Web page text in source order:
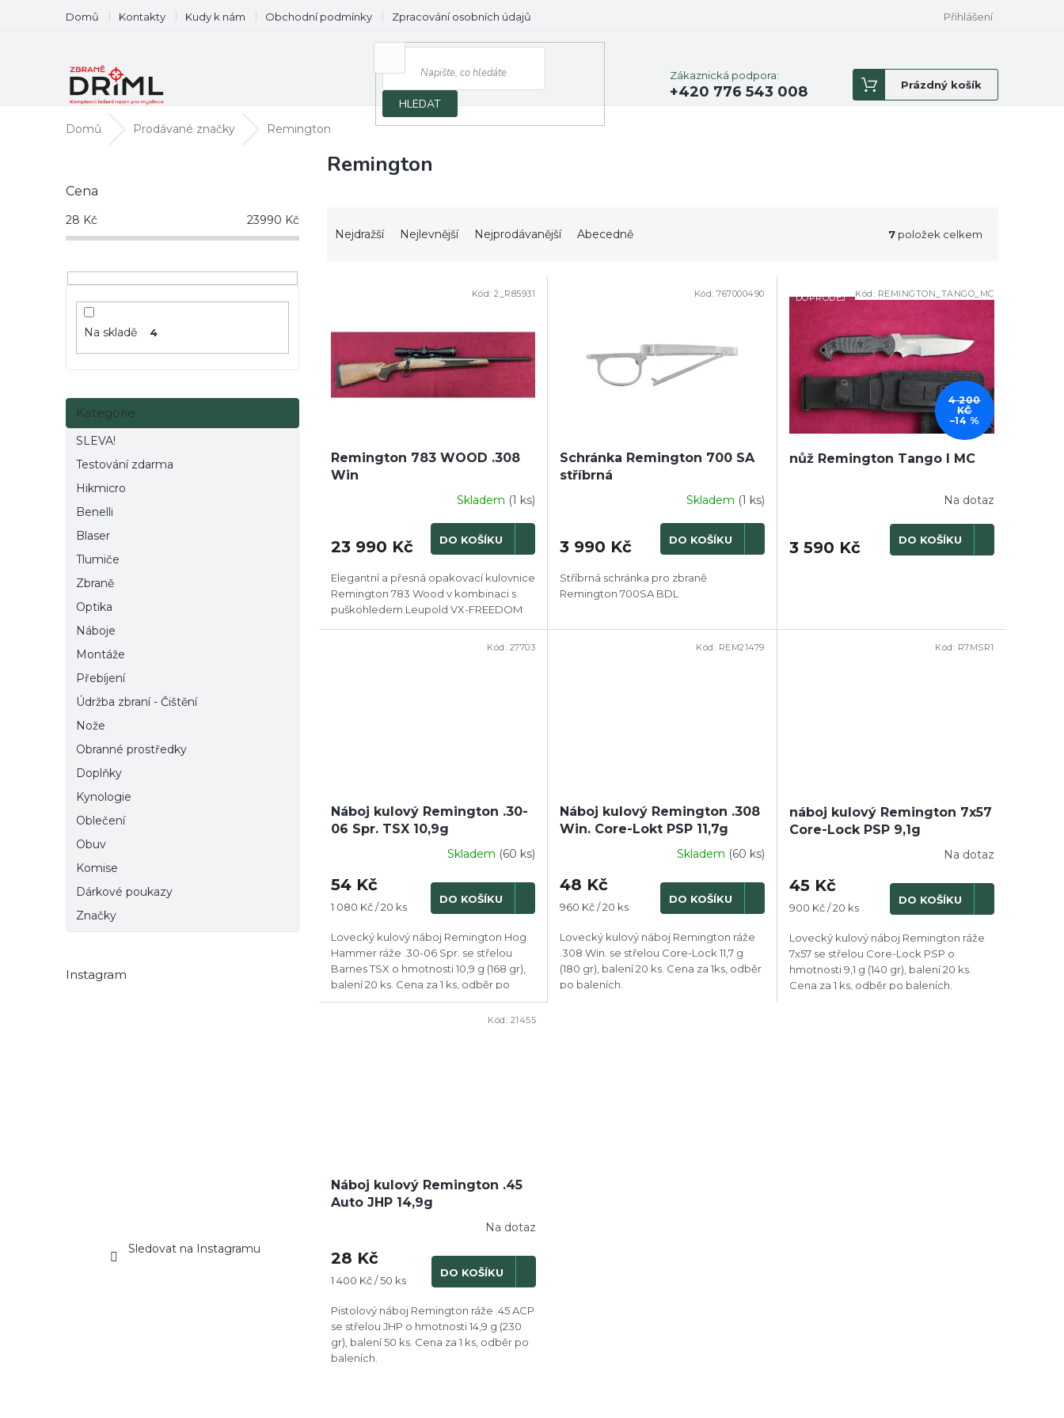
obsah
Domů Kontakty Kudy k nám Obchodní podmínky Zpracování osobních údajů Přihlášení
HLEDAT
Zákaznická podpora:
+420 776 543 008
Nákupní
košík
Prázdný košík
Domů Prodávané značky Remington
s
t
r
n
e
Cena
28 Kč 23990 Kč
Na skladě 4
Přeskočit
kategorie
Kategorie
SLEVA!
Testování zdarma
Hikmicro
Benelli
Blaser
Tlumiče
Zbraně
Optika
Náboje
Montáže
Přebíjení
Údržba zbraní - Čištění
Nože
Obranné prostředky
Doplňky
Kynologie
Oblečení
Obuv
Komise
Dárkové poukazy
Značky
Instagram
Sledovat na Instagramu
Remington
r
d
Nejdražší Nejlevnější Nejprodávanější Abecedně 7 položek celkem
p
k
t
Remington 783 WOOD .308
Win
Skladem (1 ks)
23 990 Kč DO KOŠÍKU
Elegantní a přesná opakovací kulovnice
Remington 783 Wood v kombinaci s
puškohledem Leupold VX-FREEDOM
Kód:2_R85931
Schránka Remington 700 SA
stříbrná
Skladem (1 ks)
3 990 Kč DO KOŠÍKU
Stříbrná schránka pro zbraně
Remington 700SA BDL
Kód:767000490 DOPRODEJ
4 200
KČ
–14 %
nůž Remington Tango I MC
Na dotaz
3 590 Kč DO KOŠÍKU
Kód: REMINGTON_TANGO_MC
Náboj kulový Remington .30-
06 Spr. TSX 10,9g
Skladem (60 ks)
54 Kč
Měrná
1 080 Kč / 20 ks
DO KOŠÍKU
Lovecký kulový náboj Remington Hog
Hammer ráže .30-06 Spr. se střelou
Barnes TSX o hmotnosti 10,9 g (168 gr),
balení 20 ks. Cena za 1 ks, odběr po
baleních.
Kód: 27703
Náboj kulový Remington .308
Win. Core-Lokt PSP 11,7g
Skladem (60 ks)
48 Kč
Měrná
960 Kč / 20 ks
DO KOŠÍKU
Lovecký kulový náboj Remington ráže
.308 Win. se střelou Core-Lock 11,7 g
(180 gr), balení 20 ks. Cena za 1ks, odběr
po baleních.
Kód: REM21479
náboj kulový Remington 7x57
Core-Lock PSP 9,1g
Na dotaz
45 Kč
Měrná
900 Kč / 20 ks
DO KOŠÍKU
Lovecký kulový náboj Remington ráže
7x57 se střelou Core-Lock PSP o
hmotnosti 9,1 g (140 gr), balení 20 ks.
Cena za 1 ks, odběr po baleních.
Kód: R7MSR1
Náboj kulový Remington .45
Auto JHP 14,9g
Na dotaz
28 Kč
Měrná
1 400 Kč / 50 ks
DO KOŠÍKU
Pistolový náboj Remington ráže .45 ACP
se střelou JHP o hmotnosti 14,9 g (230
gr), balení 50 ks. Cena za 1 ks, odběr po
baleních.
Kód: 21455